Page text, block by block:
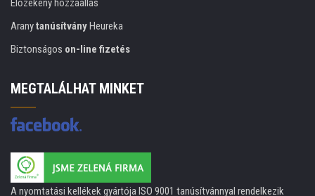
Előzékeny hozzáállás
Aranytanúsítvány Heureka
Biztonságos on-line fizetés
MEGTALÁLHAT MINKET
A nyomtatási kellékek gyártója ISO 9001 tanúsítvánnyal rendelkezik